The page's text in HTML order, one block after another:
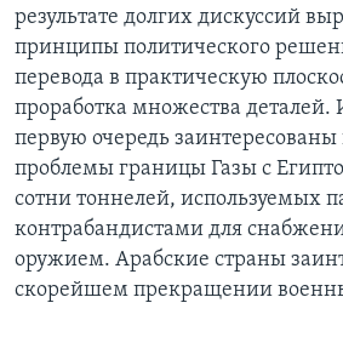
результате долгих дискуссий
принципы политического
перевода в практическую
проработка множества
первую очередь
проблемы границы Газы с
сотни тоннелей, используемых
контрабандистами для
оружием. Арабские страны
скорейшем прекращении